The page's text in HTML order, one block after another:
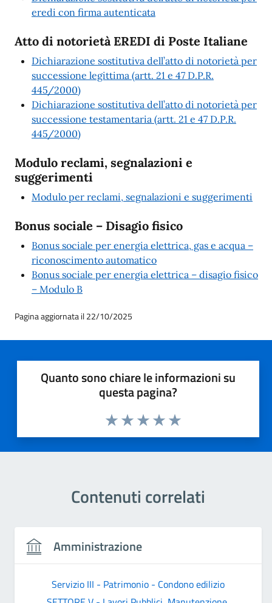
eredi con firma autenticata
Atto di notorietà EREDI di Poste Italiane
Dichiarazione sostitutiva dell’atto di notorietà per
successione legittima (artt. 21 e 47 D.P.R.
445/2000)
Dichiarazione sostitutiva dell’atto di notorietà per
successione testamentaria (artt. 21 e 47 D.P.R.
445/2000)
Modulo reclami, segnalazioni e
suggerimenti
Modulo per reclami, segnalazioni e suggerimenti
Bonus sociale – Disagio fisico
Bonus sociale per energia elettrica, gas e acqua –
riconoscimento automatico
Bonus sociale per energia elettrica – disagio fisico
– Modulo B
Pagina aggiornata il 22/10/2025
Quanto sono chiare le informazioni su
questa pagina?
Valuta 5 stelle su 5
Valuta 4 stelle su 5
Valuta 3 stelle su 5
Valuta 2 stelle su 5
Valuta 1 stelle su 5
Contenuti correlati
Amministrazione
Servizio III - Patrimonio - Condono edilizio